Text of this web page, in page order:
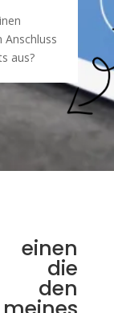
Anschluss
aus?
die
den